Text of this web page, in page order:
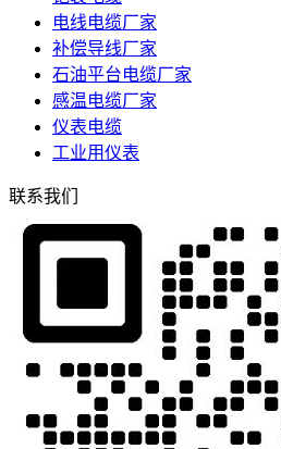
电线电缆厂家
补偿导线厂家
石油平台电缆厂家
感温电缆厂家
仪表电缆
工业用仪表
联系我们